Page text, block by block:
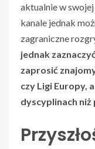
aktualnie w swojej
kanale jednak
zagraniczne
jednak
zaprosić
czy Ligi Europy,
dyscyplinach niż